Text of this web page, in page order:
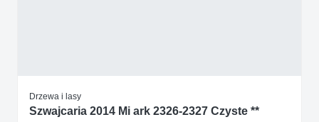
Drzewa i lasy
Szwajcaria 2014 Mi ark 2326-2327 Czyste **